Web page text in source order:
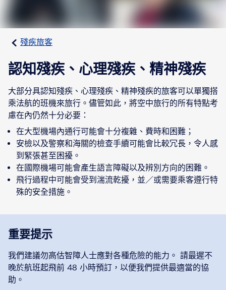
殘疾旅客
認知殘疾、心理殘疾、精神殘疾
大部分具認知殘疾、心理殘疾、精神殘疾的旅客可以單獨搭
乘法航的班機來旅行。儘管如此，將空中旅行的所有特點考
慮在內仍然十分必要：
在大型機場內通行可能會十分複雜、費時和困難；
安檢以及警察和海關的檢查手續可能會比較冗長，令人感
到緊張甚至困擾。
在國際機場可能會產生語言障礙以及辨別方向的困難。
飛行過程中可能會受到湍流乾擾，並／或需要乘客遵行特
殊的安全措施。
重要提示
我們建議勿高估智障人士應對各種危險的能力。 請最遲不
晚於航班起飛前 48 小時預訂，以便我們提供最適當的協
助。